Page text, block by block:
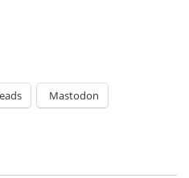
Mastodon